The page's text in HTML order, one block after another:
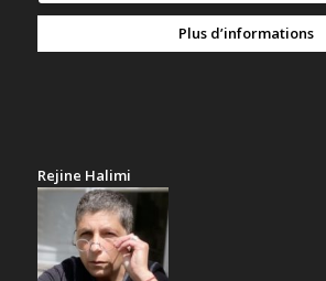
Plus d’informations
Rejine Halimi